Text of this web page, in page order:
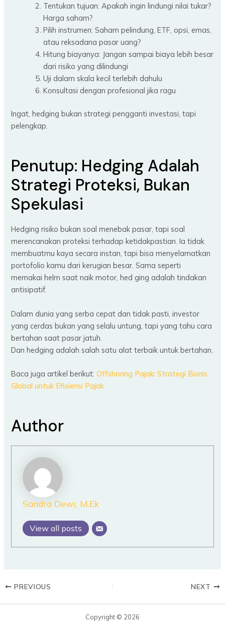
Tentukan tujuan: Apakah ingin lindungi nilai tukar?
Harga saham?
Pilih instrumen: Saham pelindung, ETF, opsi, emas,
atau reksadana pasar uang?
Hitung biayanya: Jangan sampai biaya lebih besar
dari risiko yang dilindungi
Uji dalam skala kecil terlebih dahulu
Konsultasi dengan profesional jika ragu
Ingat, hedging bukan strategi pengganti investasi, tapi
pelengkap.
Penutup: Hedging Adalah
Strategi Proteksi, Bukan
Spekulasi
Hedging risiko bukan soal menebak pasar, tapi soal
merencanakan proteksi terhadap ketidakpastian. Ia tidak
membuatmu kaya secara instan, tapi bisa menyelamatkan
portofolio kamu dari kerugian besar. Sama seperti
memakai helm saat naik motor, hed ging adalah tindakan
antisipatif.
Dalam dunia yang serba cepat dan tidak pasti, investor
yang cerdas bukan yang selalu untung, tapi yang tahu cara
bertahan saat pasar jatuh.
Dan hedging adalah salah satu alat terbaik untuk bertahan.
Baca juga artikel berikut:Offshoring Pajak: Strategi Bisnis
Global untuk Efisiensi Pajak
Author
Sandra Dewi, M.Ek
View all posts
PREVIOUS NEXT
Copyright © 2026